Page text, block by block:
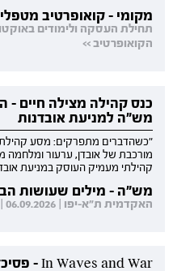
מקומי - קואופרטיב
הקואופרטיב >>
כנס קהילה מצילה חיים
מש"ה למניעת אובדנות
"כשהדברים מתפרקים: מסע קהילתי
מורכבת של אובדן, ערעור
קהילתי מעמיק העוסק במניעת
מש"ה - מילים שעושות
האקדמית ת"א-יפו | 06.09.2026 | יום ראשון | 09:00-16:00
In Waves and War - פסיכדליה כערוץ ריפוי לטראומה